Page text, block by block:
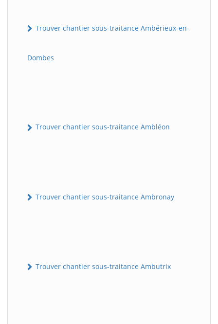
Trouver chantier sous-traitance Ambérieux-en-
Dombes
Trouver chantier sous-traitance Ambléon
Trouver chantier sous-traitance Ambronay
Trouver chantier sous-traitance Ambutrix